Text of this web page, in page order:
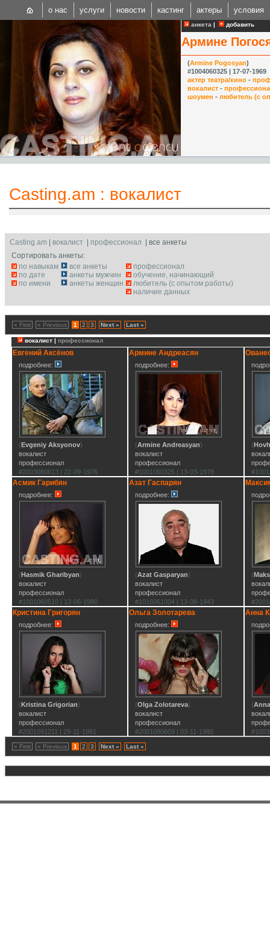
анкета | добавить
Армине
(Armine Pogosyan)
#1004060325 | 17-07-1969
актер театра/кино -
вокалист -
шоумен - любитель (с
Casting.am : вокалист
Casting.am вокалист профессионал | все анкеты
Сортировать анкеты:
по навыкам
по дате
по имени
все анкеты
анкеты мужчин
анкеты женщин
профессионал
обучение, начинающий
любитель (с опытом работы)
наличие данных
« First « Previous 1 2 3 Next » Last »
вокалист | профессионал
Евгений Аксёнов
подробнее:
(Evgeniy Aksyonov)
вокалист
профессионал
#2003080613 | 22-09-1976
Армине Андреасян
подробнее:
(Armine Andreasyan)
вокалист
профессионал
#1001060325 | 13-03-1978
(
Асмик Гарибян
подробнее:
(Hasmik Gharibyan)
вокалист
профессионал
#1001060510 | 13-06-1980
Азат Гаспарян
подробнее:
(Azat Gasparyan)
вокалист
профессионал
#1016061004 | 13-08-1943
(
Кристина Григорян
подробнее:
(Kristina Grigorian)
вокалист
профессионал
#2001091211 | 29-11-1991
Ольга Золотарева
подробнее:
(Olga Zolotareva)
вокалист
профессионал
#2001080609 | 03-11-1980
Анна
(
« First « Previous 1 2 3 Next » Last »
о нас услуги новости кастинг актеры условия